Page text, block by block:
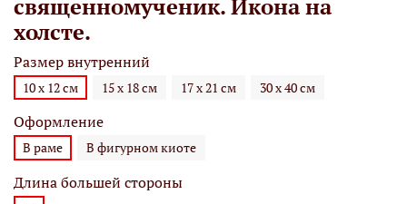
священномученик. Икона на
холсте.
Размер внутренний
10 х 12 см 15 х 18 см 17 х 21 см 30 х 40 см
Оформление
В раме В фигурном киоте
Длина большей стороны